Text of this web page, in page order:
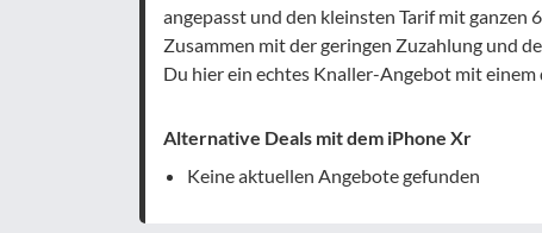
angepasst und den kleinsten Tarif mit ganzen
Zusammen mit der geringen Zuzahlung und
Du hier ein echtes Knaller-Angebot mit
Alternative Deals mit dem iPhone Xr
Keine aktuellen Angebote gefunden